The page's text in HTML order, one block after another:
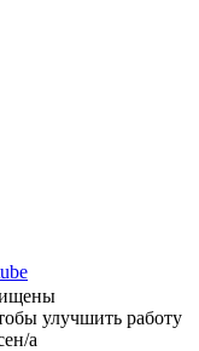
улучшить работу
а